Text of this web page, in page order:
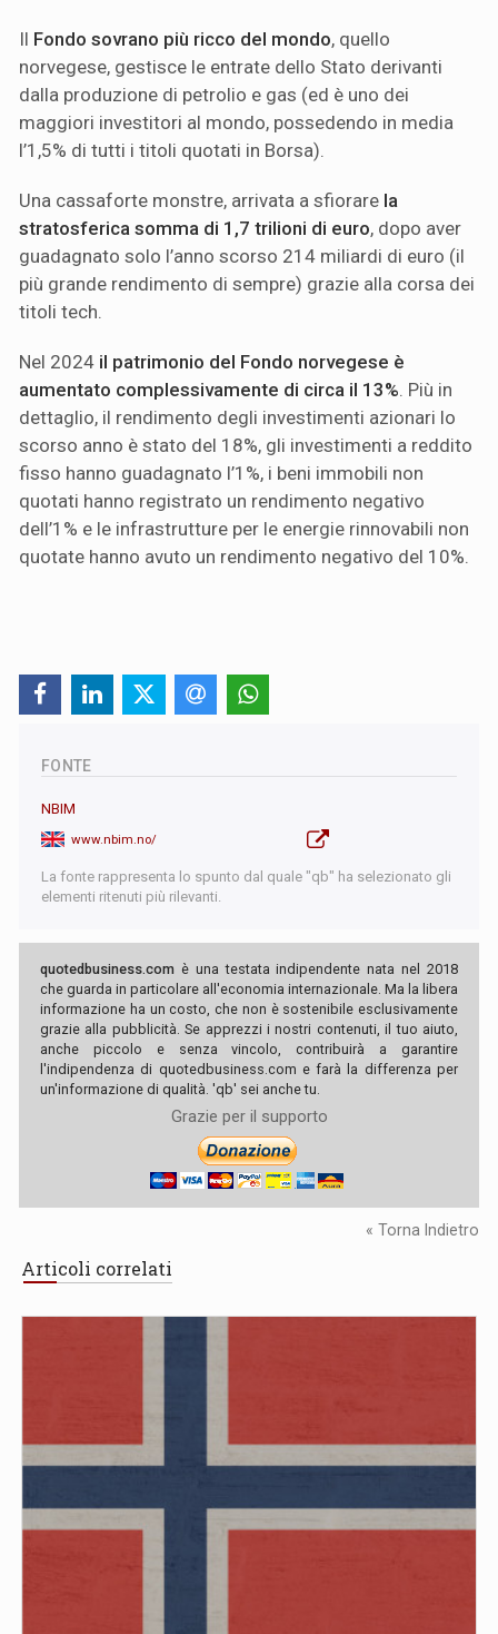
Il Fondo sovrano più ricco del mondo, quello
norvegese, gestisce le entrate dello Stato derivanti
dalla produzione di petrolio e gas (ed è uno dei
maggiori investitori al mondo, possedendo in media
l’1,5% di tutti i titoli quotati in Borsa).
Una cassaforte monstre, arrivata a sfiorare la
stratosferica somma di 1,7 trilioni di euro, dopo aver
guadagnato solo l’anno scorso 214 miliardi di euro (il
più grande rendimento di sempre) grazie alla corsa dei
titoli tech.
Nel 2024 il patrimonio del Fondo norvegese è
aumentato complessivamente di circa il 13%. Più in
dettaglio, il rendimento degli investimenti azionari lo
scorso anno è stato del 18%, gli investimenti a reddito
fisso hanno guadagnato l’1%, i beni immobili non
quotati hanno registrato un rendimento negativo
dell’1% e le infrastrutture per le energie rinnovabili non
quotate hanno avuto un rendimento negativo del 10%.
FONTE
NBIM
www.nbim.no/
La fonte rappresenta lo spunto dal quale "qb" ha selezionato gli
elementi ritenuti più rilevanti.
quotedbusiness.com è una testata indipendente nata nel 2018
che guarda in particolare all'economia internazionale. Ma la libera
informazione ha un costo, che non è sostenibile esclusivamente
grazie alla pubblicità. Se apprezzi i nostri contenuti, il tuo aiuto,
anche piccolo e senza vincolo, contribuirà a garantire
l'indipendenza di quotedbusiness.com e farà la differenza per
un'informazione di qualità. 'qb' sei anche tu.
Grazie per il supporto
« Torna Indietro
Articoli correlati